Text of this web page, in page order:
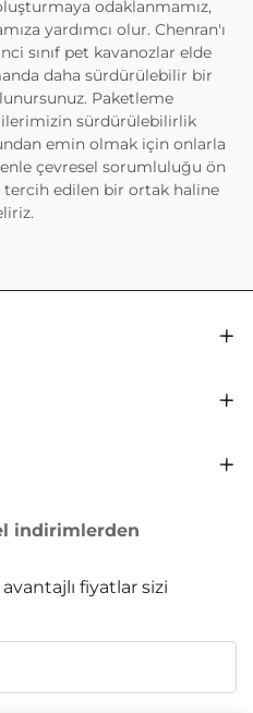
odaklanmamız,
yardımcı olur. Chenran'ı
sınıf pet kavanozlar elde
daha sürdürülebilir bir
Paketleme
sürdürülebilirlik
emin olmak için onlarla
çevresel sorumluluğu ön
edilen bir ortak haline
indirimlerden
fiyatlar sizi